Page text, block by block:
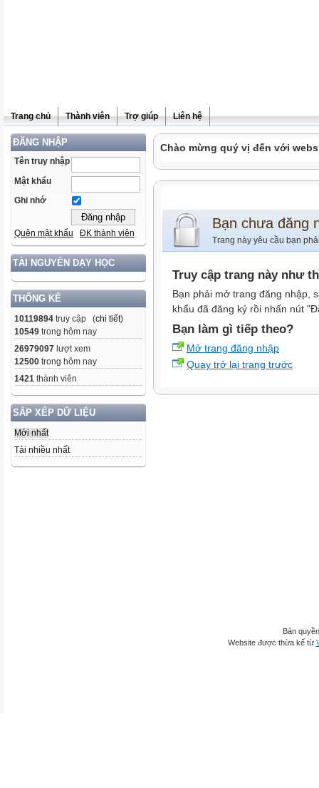
Trang chủ Thành viên Trợ giúp Liên hệ
ĐĂNG NHẬP
Tên truy nhập
Mật khẩu
Ghi nhớ
Quên mật khẩu ĐK thành viên
TÀI NGUYÊN DẠY HỌC
THỐNG KÊ
10119894 truy cập (chi tiết)
10549 trong hôm nay
26979097 lượt xem
12500 trong hôm nay
1421 thành viên
SẮP XẾP DỮ LIỆU
Mới nhất
Tải nhiều nhất
Chào mừng quý vị đến với
Bạn chưa đăng
Trang này yêu cầu bạn
Truy cập trang này như
Bạn phải mở trang đăng nhập,
khẩu đã đăng ký rồi nhấn nút
Bạn làm gì tiếp theo?
Mở trang đăng nhập
Quay trở lại trang trước
Bản
Website được thừa kế từ